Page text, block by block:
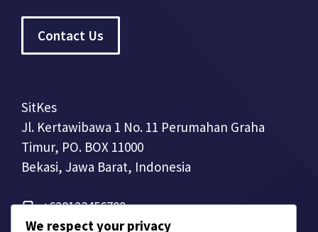
Contact Us
SitKes
Jl. Kertawibawa 1 No. 11 Perumahan Graha
Timur, PO. BOX 11000
Bekasi, Jawa Barat, Indonesia
+628123456789
We respect your privacy